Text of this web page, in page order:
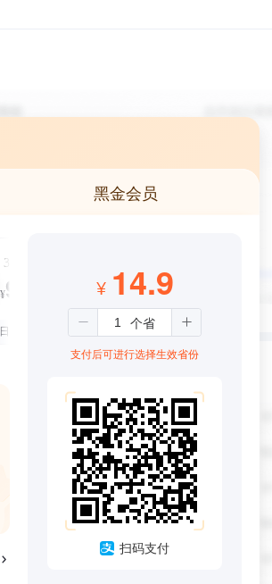
黑金会员
3个月
¥99
仅1.08元
¥ 14.9
支付后可进行选择生效省份
扫码支付